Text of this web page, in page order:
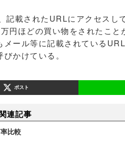
記載されたURLにアクセスし
円ほどの買い物をされたこと
ール等に記載されている
かけている。
ポスト
関連記事
比較